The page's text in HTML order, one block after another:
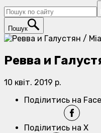
Пошук
Ревва и
10 квіт. 2019 р.
Поділитись на
Поділитись на X